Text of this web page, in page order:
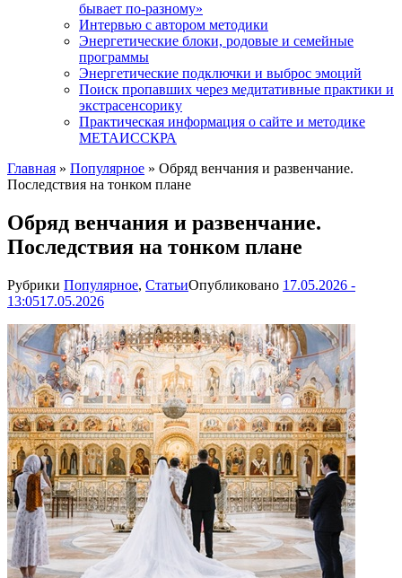
бывает по-разному»
Интервью с автором методики
Энергетические блоки, родовые и семейные
программы
Энергетические подключки и выброс эмоций
Поиск пропавших через медитативные практики и
экстрасенсорику
Практическая информация о сайте и методике
МЕТАИССКРА
Главная » Популярное » Обряд венчания и развенчание.
Последствия на тонком плане
Обряд венчания и развенчание.
Последствия на тонком плане
Рубрики Популярное, СтатьиОпубликовано 17.05.2026 -
13:0517.05.2026